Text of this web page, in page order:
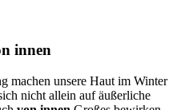
innen
machen unsere Haut im Winter
nicht allein auf äußerliche